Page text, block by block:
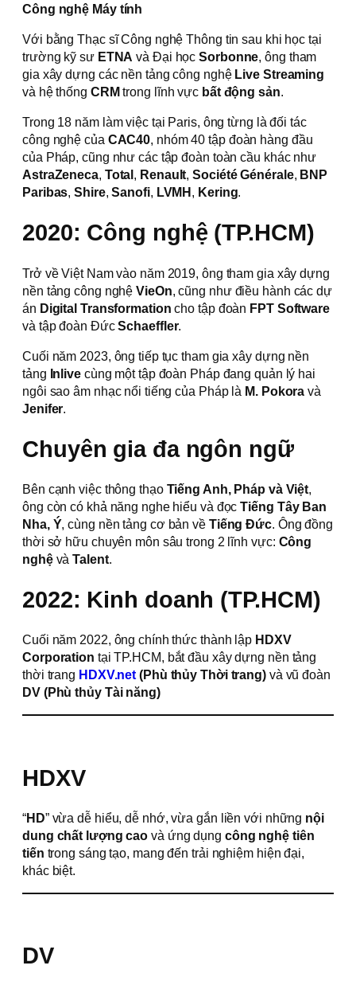
Công nghệ Máy tính
Với bằng Thạc sĩ Công nghệ Thông tin sau khi học tại
trường kỹ sư ETNA và Đại họcSorbonne, ông tham
gia xây dựng các nền tảng công nghệ Live Streaming
và hệ thống CRMtrong lĩnh vực bất động sản.
Trong 18 năm làm việc tại Paris, ông từng là đối tác
công nghệ của CAC40, nhóm 40 tập đoàn hàng đầu
của Pháp, cũng như các tập đoàn toàn cầu khác như
AstraZeneca, Total, Renault,Société Générale, BNP
Paribas,Shire,Sanofi, LVMH, Kering.
2020: Công nghệ (TP.HCM)
Trở về Việt Nam vào năm 2019, ông tham gia xây dựng
nền tảng công nghệVieOn , cũng như điều hành các dự
án Digital Transformation cho tập đoàn FPT Software
và tập đoàn ĐứcSchaeffler.
Cuối năm 2023, ông tiếp tục tham gia xây dựng nền
tảng Inlivecùng một tập đoàn Pháp đang quản lý hai
ngôi sao âm nhạc nổi tiếng của Pháp là M. Pokora và
Jenifer.
Chuyên gia đa ngôn ngữ
Bên cạnh việc thông thạo Tiếng Anh, Pháp và Việt,
ông còn có khả năng nghe hiểu và đọcTiếng Tây Ban
Nha, Ý, cùng nền tảng cơ bản về Tiếng Đức. Ông đồng
thời sở hữu chuyên môn sâu trong 2 lĩnh vực: Công
nghệ và Talent.
2022: Kinh doanh (TP.HCM)
Cuối năm 2022, ông chính thức thành lập HDXV
Corporation tại TP.HCM, bắt đầu xây dựng nền tảng
thời trang HDXV.net (Phù thủy Thời trang)và vũ đoàn
DV (Phù thủy Tài năng)
HDXV
“HD” vừa dễ hiểu, dễ nhớ, vừa gắn liền với những nội
dung chất lượng cao và ứng dụng công nghệ tiên
tiến trong sáng tạo, mang đến trải nghiệm hiện đại,
khác biệt.
DV